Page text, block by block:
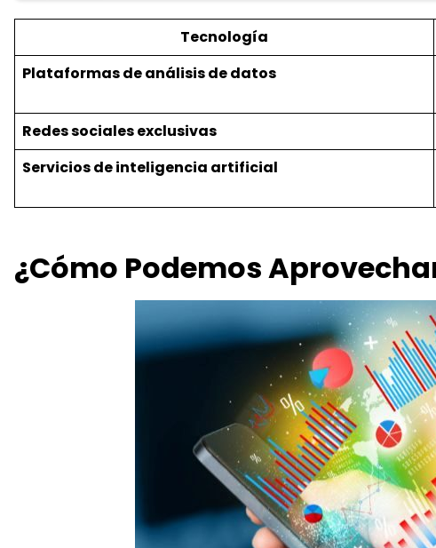
Tecnología
Plataformas de análisis de datos
Redes sociales exclusivas
Servicios de inteligencia artificial
¿Cómo Podemos